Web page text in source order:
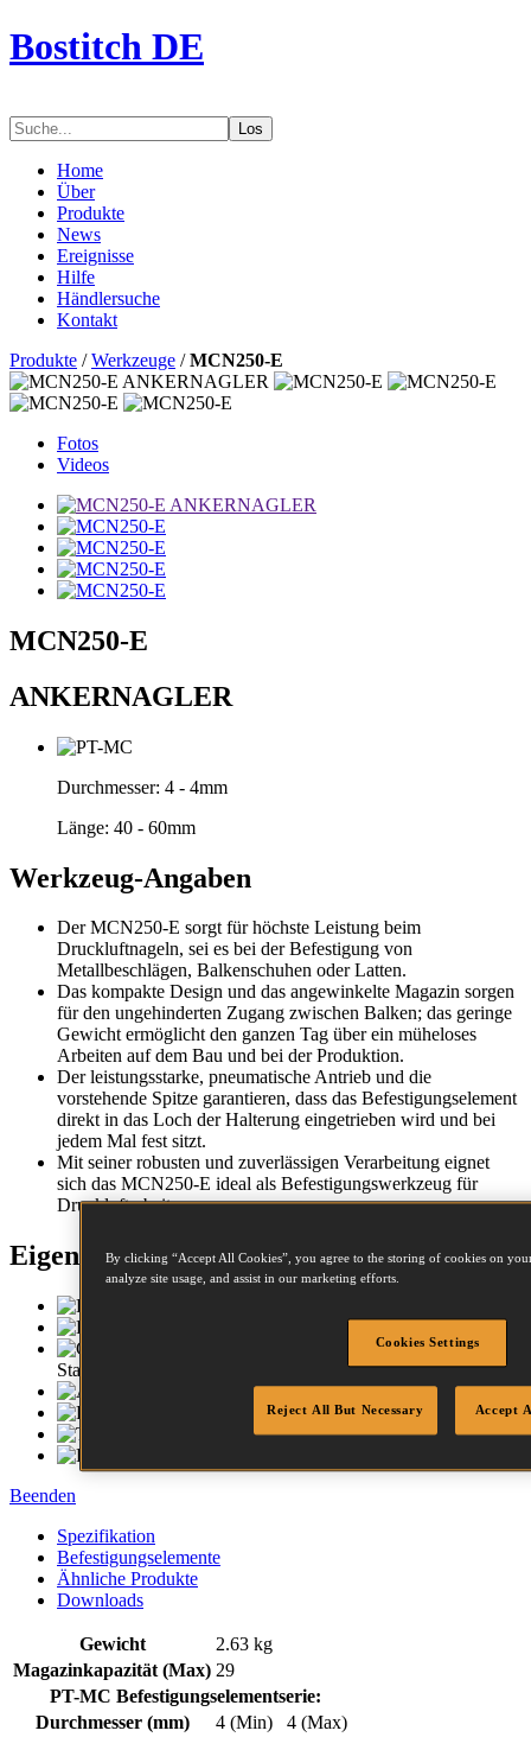
Bostitch DE
Los
Home
Über
Produkte
News
Ereignisse
Hilfe
Händlersuche
Kontakt
Produkte /Werkzeuge /MCN250-E
Fotos
Videos
MCN250-E
ANKERNAGLER
Durchmesser: 4 - 4mm
Länge: 40 - 60mm
Werkzeug-Angaben
Der MCN250-E sorgt für höchste Leistung beim
Druckluftnageln, sei es bei der Befestigung von
Metallbeschlägen, Balkenschuhen oder Latten.
Das kompakte Design und das angewinkelte Magazin sorgen
für den ungehinderten Zugang zwischen Balken; das geringe
Gewicht ermöglicht den ganzen Tag über ein müheloses
Arbeiten auf dem Bau und bei der Produktion.
Der leistungsstarke, pneumatische Antrieb und die
vorstehende Spitze garantieren, dass das Befestigungselement
direkt in das Loch der Halterung eingetrieben wird und bei
jedem Mal fest sitzt.
Mit seiner robusten und zuverlässigen Verarbeitung eignet
sich das MCN250-E ideal als Befestigungswerkzeug für
Druckluftarbeiten
Eigenschaften
Einzel-Auslösung
Gehäuseschutz aus
Stahl oben/unten
Anker-Nase
Kompaktes Magazin
Tragekoffer
Beenden
Spezifikation
Befestigungselemente
Ähnliche Produkte
Downloads
Gewicht
2.63 kg
Magazinkapazität (Max) 29
PT-MC Befestigungselementserie:
Durchmesser (mm)
4 (Min)
4 (Max)
By clicking “Accept All Cookies”, you agree to the storing of cookies on
analyze site usage, and assist in our marketing efforts.
Cookies Settings
Reject All But Necessary Accept